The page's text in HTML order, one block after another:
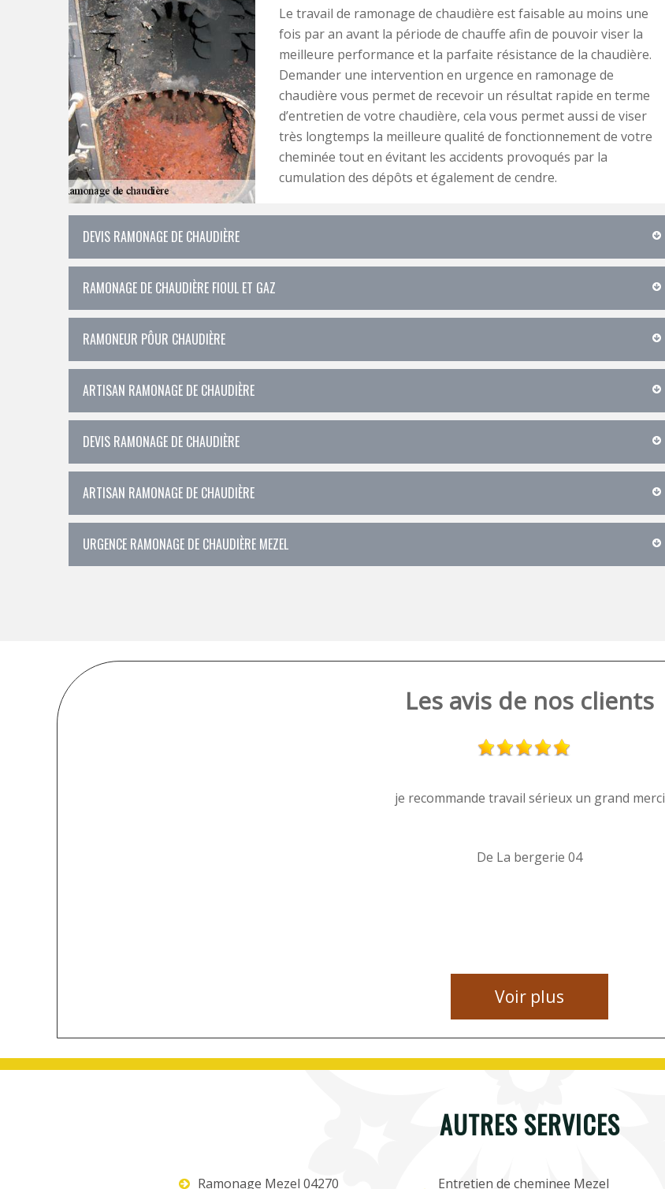
Le travail de ramonage de chaudière est faisable au moins une
fois par an avant la période de chauffe afin de pouvoir viser la
meilleure performance et la parfaite résistance de la chaudière.
Demander une intervention en urgence en ramonage de
chaudière vous permet de recevoir un résultat rapide en terme
d’entretien de votre chaudière, cela vous permet aussi de viser
très longtemps la meilleure qualité de fonctionnement de votre
cheminée tout en évitant les accidents provoqués par la
cumulation des dépôts et également de cendre.
DEVIS RAMONAGE DE CHAUDIÈRE
RAMONAGE DE CHAUDIÈRE FIOUL ET GAZ
RAMONEUR PÔUR CHAUDIÈRE
ARTISAN RAMONAGE DE CHAUDIÈRE
DEVIS RAMONAGE DE CHAUDIÈRE
ARTISAN RAMONAGE DE CHAUDIÈRE
URGENCE RAMONAGE DE CHAUDIÈRE MEZEL
Les avis de nos clients
je recommande travail sérieux un grand merci
De La bergerie 04
Voir plus
AUTRES SERVICES
Ramonage Mezel 04270 Entretien de cheminee Mezel